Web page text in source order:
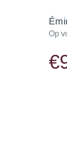
Op
€